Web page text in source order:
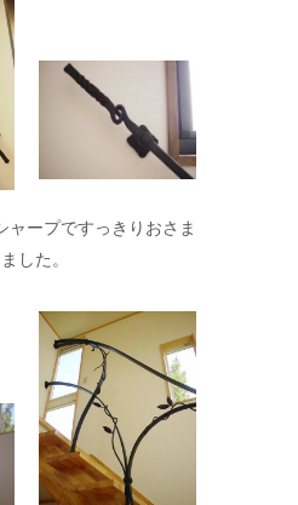
ャープですっきりおさま
した。